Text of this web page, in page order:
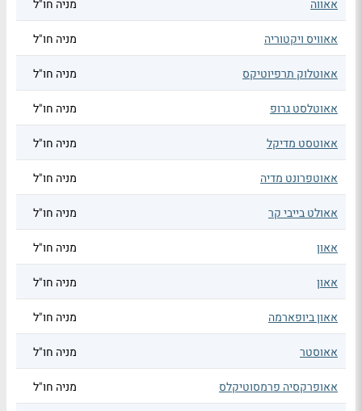
אאווה מניה חו"ל
אאוויס ויקטוריה מניה חו"ל
אאוטלוק תרפיוטיקס מניה חו"ל
אאוטלסט גרופ מניה חו"ל
אאוטסט מדיקל מניה חו"ל
אאוטפרונט מדיה מניה חו"ל
אאולט בייבי קר מניה חו"ל
אאון מניה חו"ל
אאון מניה חו"ל
אאון ביופארמה מניה חו"ל
אאוסטר מניה חו"ל
אאופרקסיה פרמסוטיקלס מניה חו"ל